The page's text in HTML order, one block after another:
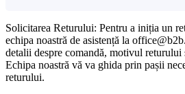
Solicitarea Returului: Pentru a iniția un
echipa noastră de asistență la
detalii despre comandă, motivul returului
Echipa noastră vă va ghida prin pașii
returului.